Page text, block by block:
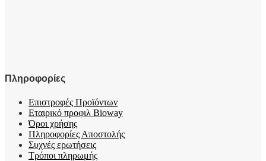
Πληροφορίες
Επιστροφές Προϊόντων
Εταιρικό προφιλ Bioway
Όροι χρήσης
Πληροφορίες Αποστολής
Συχνές ερωτήσεις
Τρόποι πληρωμής